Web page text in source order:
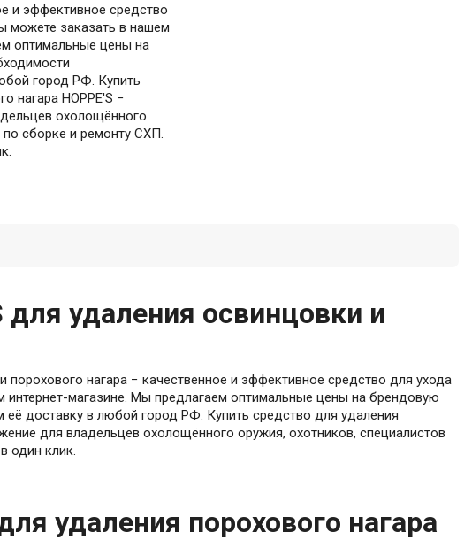
и эффективное средство
можете заказать в нашем
оптимальные цены на
город РФ. Купить
нагара HOPPE'S −
охолощённого
по сборке и ремонту СХП.
для удаления освинцовки и
порохового нагара − качественное и эффективное средство для ухода
магазине. Мы предлагаем оптимальные цены на брендовую
доставку в любой город РФ. Купить средство для удаления
для владельцев охолощённого оружия, охотников, специалистов
один клик.
удаления порохового нагара